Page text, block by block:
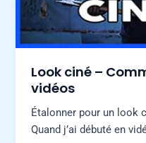
Look ciné –
vidéos
Étalonner pour un look
Quand j’ai débuté en